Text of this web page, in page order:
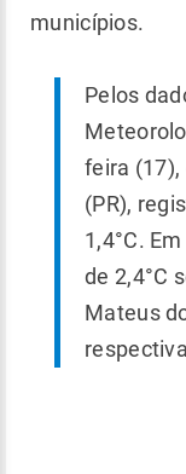
municípios.
Pelos
feira (17),
(PR),
1,4°C.
de 2,4°C
Mateus